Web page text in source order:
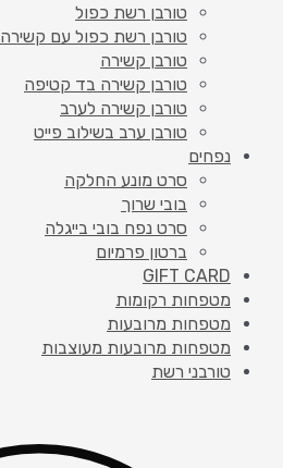
טורבן רשת כפול
טורבן רשת כפול עם קשירה
טורבן קשירה
טורבן קשירה בד קטיפה
טורבן קשירה לערב
טורבן ערב בשילוב פייט
נפחים
סרט מונע החלקה
בובי שרוך
סרט נפח בובי בייגלה
ברטון פרמיום
GIFT CARD
מטפחות רקומות
מטפחות מרובעות
מטפחות מרובעות מעוצבות
טורבני רשת